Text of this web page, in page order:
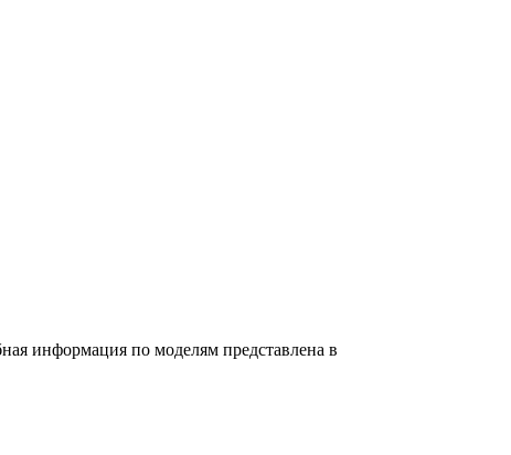
информация по моделям представлена в